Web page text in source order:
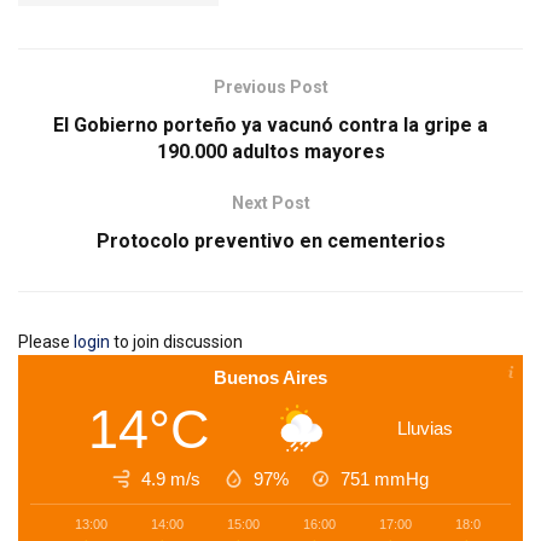
Previous Post
El Gobierno porteño ya vacunó contra la gripe a
190.000 adultos mayores
Next Post
Protocolo preventivo en cementerios
Please login to join discussion
Buenos Aires
14°C Lluvias
4.9 m/s 97% 751 mmHg
13:00 14:00 15:00 16:00 17:00 18:00